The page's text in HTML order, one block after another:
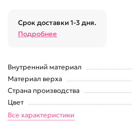
Срок доставки 1-3 дня.
Подробнее
Внутренний материал
Материал верха
Страна производства
Цвет
Все характеристики